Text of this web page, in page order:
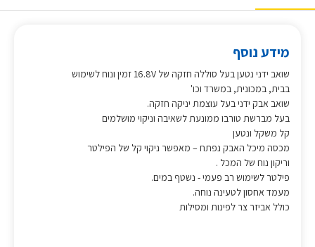
מידע נוסף
שואב ידני נטען בעל סוללה חזקה של 16.8V זמין ונוח לשימוש
בבית, במכונית, במשרד וכו'
שואב אבק ידני בעל עוצמת יניקה חזקה.
בעל מברשת טורבו ממונעת לשאיבה וניקוי מושלמים
קל משקל ונטען
מכסה מיכל האבק נפתח – מאפשר ניקוי קל של הפילטר
וריקון נוח של המכל .
פילטר לשימוש רב פעמי - נשטף במים.
מעמד אחסון לטעינה נוחה.
כולל אביזר צר לפינות ומסילות